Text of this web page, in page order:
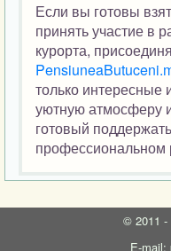
Если вы готовы
принять участие в
курорта,
только
уютную атмосферу
готовый
профессиональном
© 2011 -
E-mail: